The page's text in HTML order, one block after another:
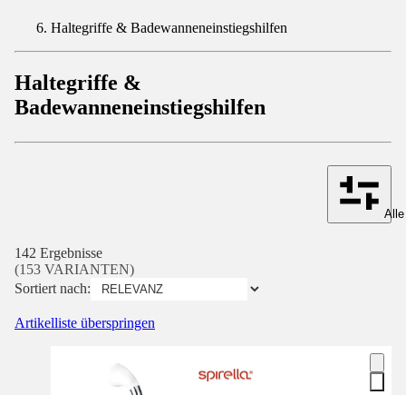
Haltegriffe & Badewanneneinstiegshilfen
Haltegriffe &
Badewanneneinstiegshilfen
142 Ergebnisse
(153 VARIANTEN)
Sortiert nach:
Artikelliste überspringen